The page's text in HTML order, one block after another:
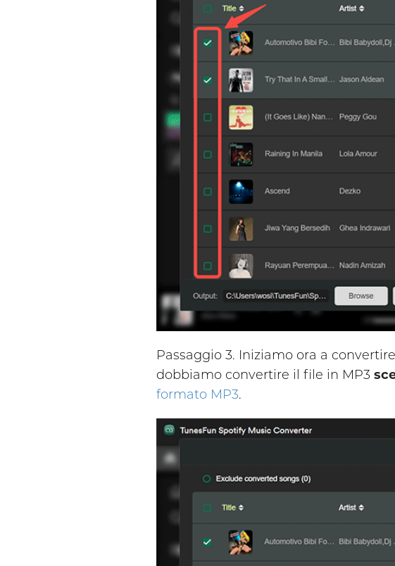
Passaggio 3. Iniziamo ora a
dobbiamo convertire il file in MP3
formato MP3.